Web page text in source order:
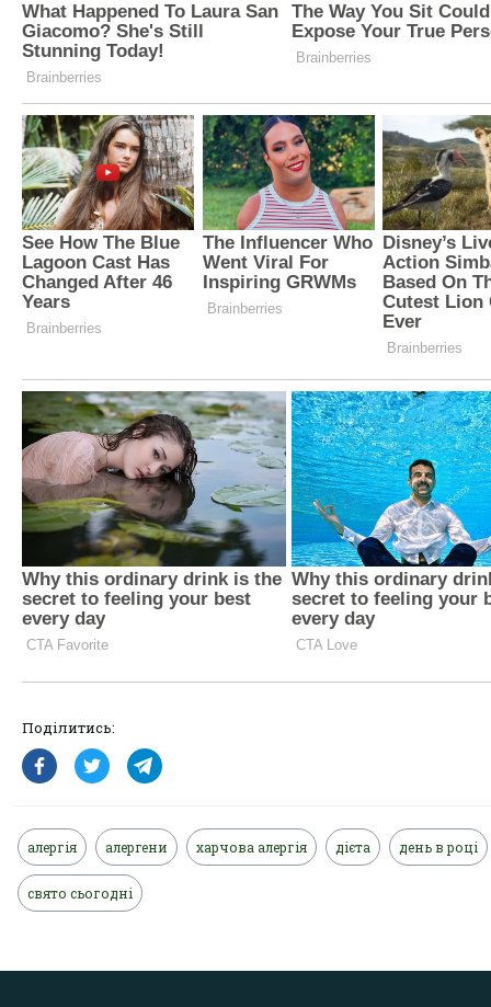
Поділитись:
алергія алергени харчова алергія дієта день в році
свято сьогодні